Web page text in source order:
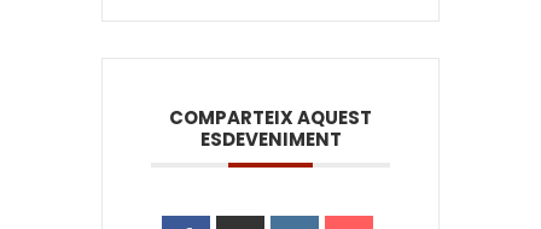
COMPARTEIX AQUEST
ESDEVENIMENT